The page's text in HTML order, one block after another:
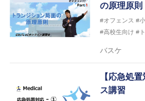
の原理原則
#オフェンス #
#高校生向け #
バスケ
【応急処
ス講習